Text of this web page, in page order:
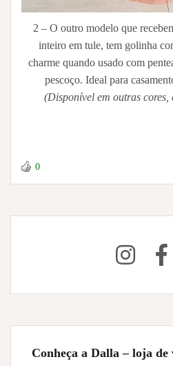
2 – O outro modelo que
inteiro em tule, tem golinha
charme quando usado com
pescoço. Ideal para
(Disponível em outras cores,
0
Conheça a Dalla – loja de